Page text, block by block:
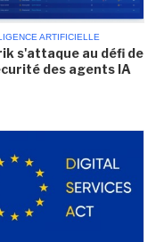
ARTIFICIELLE
s'attaque au défi de
des agents IA